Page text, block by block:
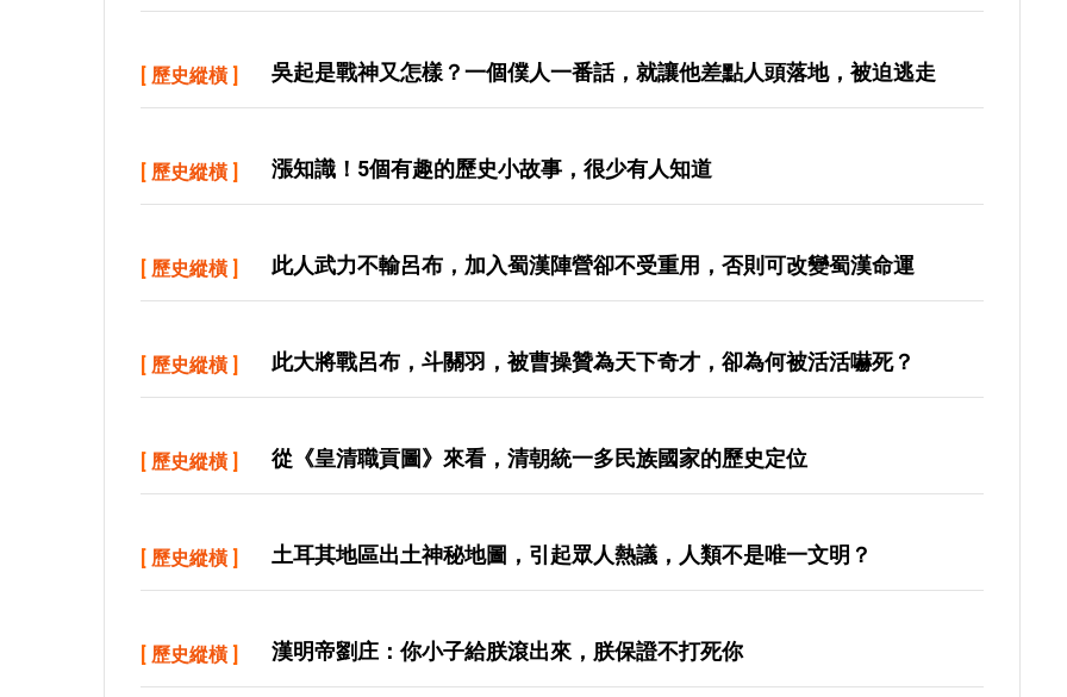
[ 歷史縱橫 ] 吳起是戰神又怎樣？一個僕人一番話，就讓他差點人頭落地，被迫逃走
[ 歷史縱橫 ] 漲知識！5個有趣的歷史小故事，很少有人知道
[ 歷史縱橫 ] 此人武力不輸呂布，加入蜀漢陣營卻不受重用，否則可改變蜀漢命運
[ 歷史縱橫 ] 此大將戰呂布，斗關羽，被曹操贊為天下奇才，卻為何被活活嚇死？
[ 歷史縱橫 ] 從《皇清職貢圖》來看，清朝統一多民族國家的歷史定位
[ 歷史縱橫 ] 土耳其地區出土神秘地圖，引起眾人熱議，人類不是唯一文明？
[ 歷史縱橫 ] 漢明帝劉庄：你小子給朕滾出來，朕保證不打死你